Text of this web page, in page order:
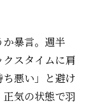
暴言。週半
スタイムに肩
悪い」と避け
気の状態で羽